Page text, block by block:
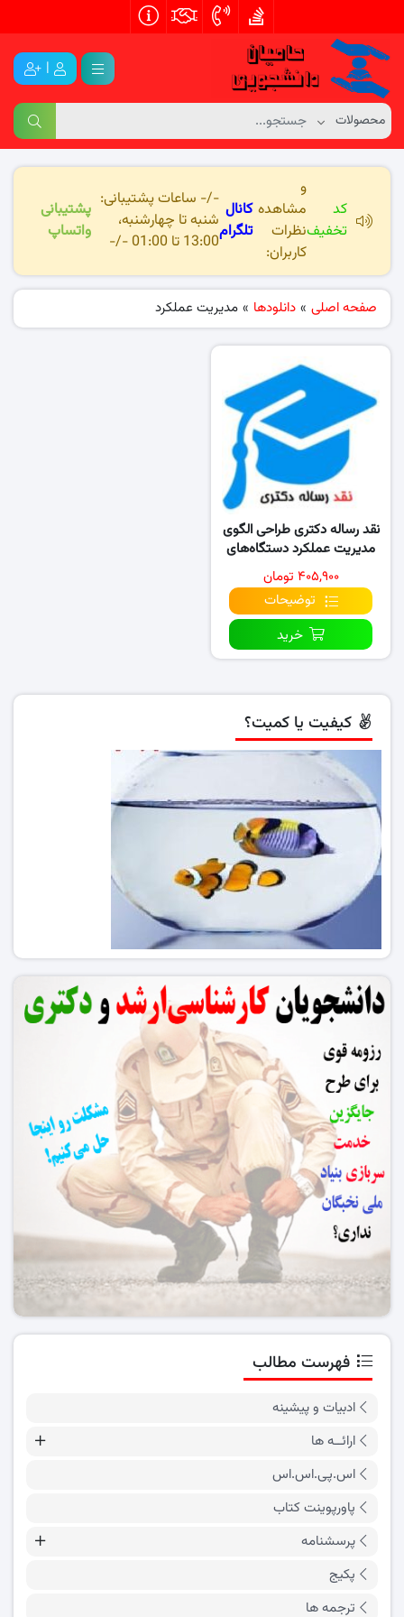
|
کد
تخفیف
و
مشاهده
نظرات
کاربران:
کانال
تلگرام
-/- ساعات پشتیبانی:
شنبه تا چهارشنبه،
13:00 تا 01:00 -/-
پشتیبانی
واتساپ
صفحه اصلی » دانلودها » مدیریت عملکرد
نقد رساله دکتری طراحی الگوی
مدیریت عملکرد دستگاه‌های
دولتی
۴۰۵,۹۰۰ تومان
توضیحات
خرید
کیفیت یا کمیت؟
فهرست مطالب
ادبیات و پیشینه
ارائــه ها
اس.پی.اس.اس
پاورپوینت کتاب
پرسشنامه
پکیج
ترجمه ها